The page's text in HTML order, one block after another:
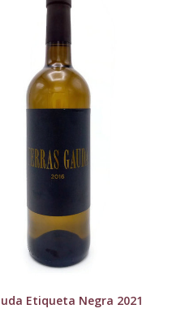
Etiqueta Negra 2021